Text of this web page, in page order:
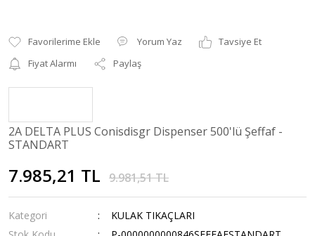
Yorum Yaz
Tavsiye Et
Fiyat Alarmı
Paylaş
2A DELTA PLUS Conisdisgr Dispenser 500'lü Şeffaf -
STANDART
7.985,21 TL 9.981,51 TL
Kategori
KULAK TIKAÇLARI